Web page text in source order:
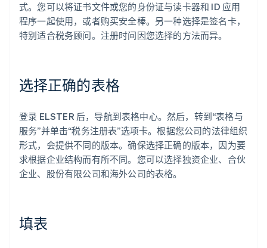
式。您可以将证书文件或您的身份证与读卡器和 ID 应用
程序一起使用，或者购买安全棒。另一种选择是签名卡，
特别适合税务顾问。注册时间因您选择的方法而异。
选择正确的表格
登录 ELSTER 后，导航到表格中心。然后，转到“表格与
服务”并单击“税务注册表”选项卡。根据您公司的法律组织
形式，会提供不同的版本。确保选择正确的版本，因为要
求根据企业结构而有所不同。您可以选择独资企业、合伙
企业、股份有限公司和海外公司的表格。
填表